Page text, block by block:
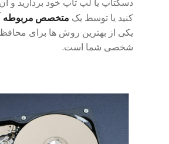
کنید یا توسط یک متخصص مربوطه
یکی از بهترین روش ها برای
شخصی شما است.